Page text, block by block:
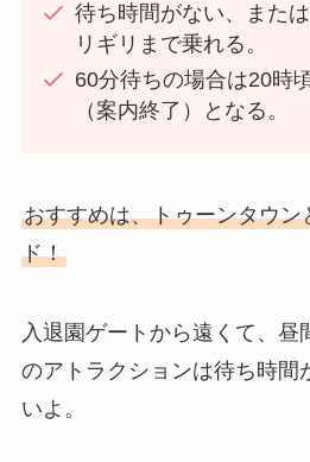
待ち時間がない、また
リギリまで乗れる。
60分待ちの場合は20時
（案内終了）となる。
おすすめは、トゥーンタウン
ド！
入退園ゲートから遠くて、昼
のアトラクションは待ち時間
いよ。